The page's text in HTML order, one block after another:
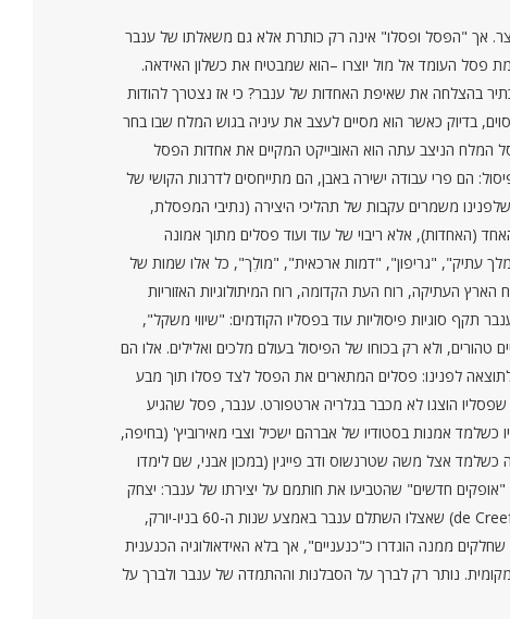
אך "הפּסל ופסלו" אינה רק כותרת אלא גם משאלתו של ענבר
פסל העומד אל מול יוצרו –הוא שמבטיח את כשלון האידאה.
בהצלחה את שאיפת האחדות של ענבר? כי אז נצטרך להודות
בדיוק כאשר הוא מסיים לעצב את עיניה בגוש המלח שבו בחר
המלח הניצב עתה הוא האובייקט המקיים את אחדות הפסל
הם פרי עבודה ישירה באבן, הם מתייחסים לדרגות הקושי של
משמרים עקבות של תהליכי היצירה (נתיבי המפסלת,
(האחדות), אלא ריבוי של עוד ועוד פסלים מתוך אמונה
עתיק", "גריפון", "דמות ארכאית", "מולֶך", כל אלו שמות של
הארץ העתיקה, רוח העת הקדומה, רוח המיתולוגיות האזוריות
תקף סוגיות פיסוליות עוד בפסליו הקודמים: "שיווי משקל",
ולא רק בכוחו של הפיסול בעולם מלכים ואלילים. אלו הם
לתוצאה לפנינו: פסלים המתארים את הפסל לצד פסלו תוך מבע
הוצגו לא מכבר בגלריה ארטפורט. ענבר, פסל שהגיע
כשלמד אמנות בסטודיו של אברהם ישכיל וצבי מאירוביץ' (בחיפה,
אצל משה שטרנשוס ודב פייגין (במכון אבני, שם לימדו
חדשים" שהטביעו את חותמם על יצירתו של ענבר: יצחק
דנציגר, יחיאל שמי וקוסו אלול, וכן פְּסלים אחרים כגון אלו של אברהם מלניקוב או רודי להמן. יצוין גם הפסל הספרדי-אמריקאי חוזה דה קריפט (de Creeft) שאצלו השתלם ענבר באמצע שנות ה-60 בניו-יורק,
ממנה הוגדרו כ"כנעניים", אך בלא האידאולוגיה הכנענית
מקומית. נותר רק לברך על הסבלנות וההתמדה של ענבר ולברך על